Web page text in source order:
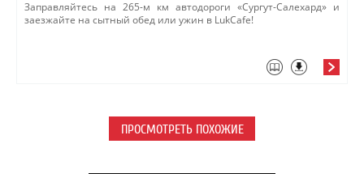
Заправляйтесь на 265-м км автодороги «Сургут-Салехард» и
заезжайте на сытный обед или ужин в​ LukCafe!​
ПРОСМОТРЕТЬ ПОХОЖИЕ